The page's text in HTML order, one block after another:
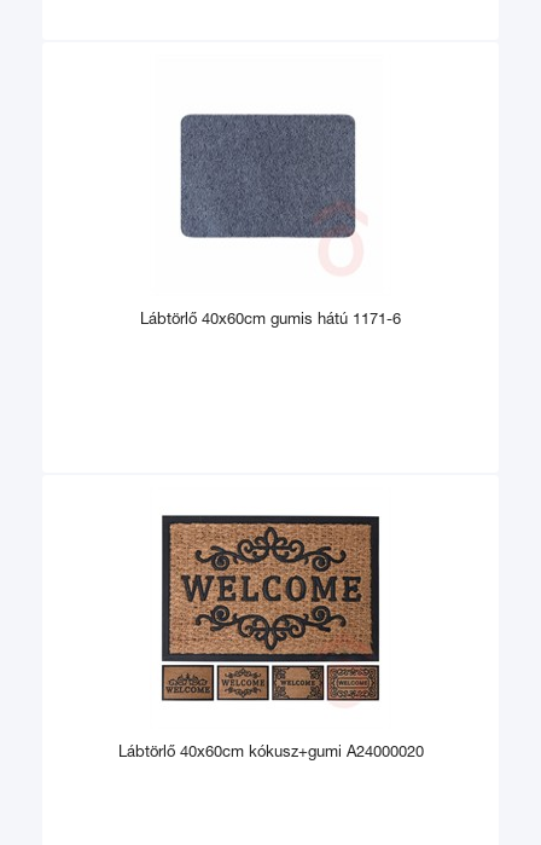
Lábtörlő 40x60cm gumis hátú 1171-6
Lábtörlő 40x60cm kókusz+gumi A24000020